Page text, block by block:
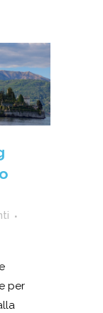
per